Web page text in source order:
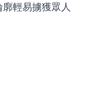
輕易擄獲眾人